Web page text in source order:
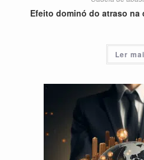
Efeito dominó do atraso na
Ler